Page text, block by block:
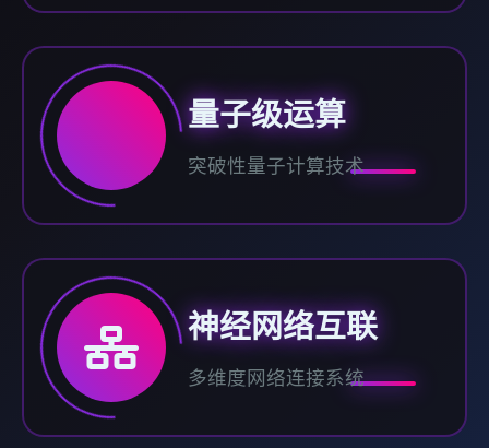
量子级运算
突破性量子计算技术
神经网络互联
多维度网络连接系统